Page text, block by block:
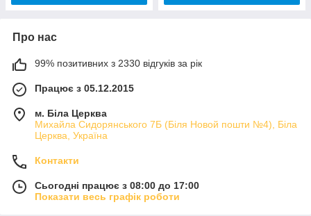
Про нас
99% позитивних з 2330 відгуків за рік
Працює з 05.12.2015
м. Біла Церква
Михайла Сидорянського 7Б (Біля Новой пошти №4), Біла
Церква, Україна
Контакти
Сьогодні працює з 08:00 до 17:00
Показати весь графік роботи